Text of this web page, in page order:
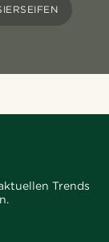
Trends